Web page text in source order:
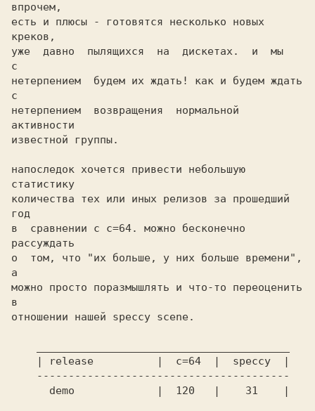
впрочем,
есть и плюсы - готовятся несколько новых
креков,
уже  давно  пылящихся  на  дискетах.  и  мы
с
нетерпением  будем их ждать! как и будем ждать
с
нетерпением  возвращения  нормальной
активности
известной группы.
напоследок хочется привести небольшую
статистику
количества тех или иных релизов за прошедший
год
в  сравнении с c=64. можно бесконечно
рассуждать
о  том, что "их больше, у них больше времени",
а
можно просто поразмышлять и что-то переоценить
в
отношении нашей speccy scene.